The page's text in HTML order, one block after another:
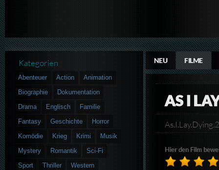
NEU FILME
AS I
Hier den Film
Kategorien
Abenteuer Action
Animation
Biographie
Dokumentation
Drama
Englisch
Familie
Fantasy
Geschichte
Horror
Komödie
Krieg Krimi
Musik
Mystery
Romantik
Sci-Fi
Sport
Thriller
Western